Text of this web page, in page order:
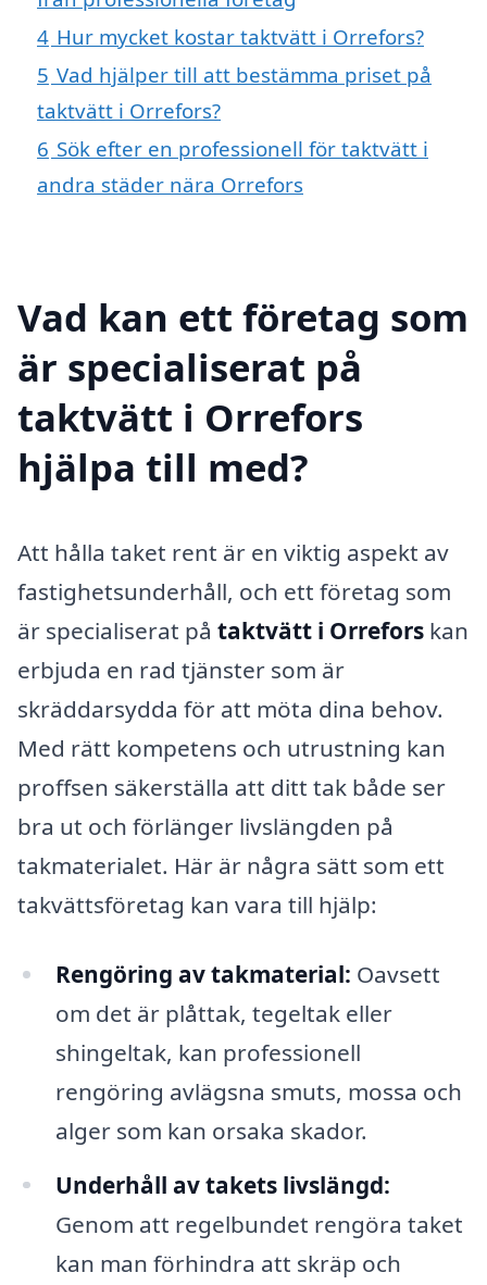
4 Hur mycket kostar taktvätt i Orrefors?
5 Vad hjälper till att bestämma priset på
taktvätt i Orrefors?
6 Sök efter en professionell för taktvätt i
andra städer nära Orrefors
Vad kan ett företag som
är specialiserat på
taktvätt i Orrefors
hjälpa till med?
Att hålla taket rent är en viktig aspekt av
fastighetsunderhåll, och ett företag som
är specialiserat på taktvätt i Orrefors kan
erbjuda en rad tjänster som är
skräddarsydda för att möta dina behov.
Med rätt kompetens och utrustning kan
proffsen säkerställa att ditt tak både ser
bra ut och förlänger livslängden på
takmaterialet. Här är några sätt som ett
takvättsföretag kan vara till hjälp:
Rengöring av takmaterial: Oavsett
om det är plåttak, tegeltak eller
shingeltak, kan professionell
rengöring avlägsna smuts, mossa och
alger som kan orsaka skador.
Underhåll av takets livslängd:
Genom att regelbundet rengöra taket
kan man förhindra att skräp och